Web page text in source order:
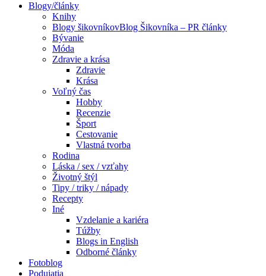
Blogy/články
Knihy
Blogy šikovníkovBlog Šikovníka – PR články
Bývanie
Móda
Zdravie a krása
Zdravie
Krása
Voľný čas
Hobby
Recenzie
Šport
Cestovanie
Vlastná tvorba
Rodina
Láska / sex / vzťahy
Životný štýl
Tipy / triky / nápady
Recepty
Iné
Vzdelanie a kariéra
Túžby
Blogs in English
Odborné články
Fotoblog
Podujatia